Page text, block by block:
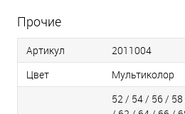
Прочие
Артикул
2011004
Цвет
Мультиколор
52 / 54 / 56 / 58